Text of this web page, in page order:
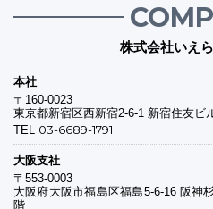
株式会社いえ
本社
〒160-0023
東京都新宿区西新宿2-6-1 新宿住友ビ
TEL 03-6689-1791
大阪支社
〒553-0003
大阪府大阪市福島区福島5-6-16 阪神
階